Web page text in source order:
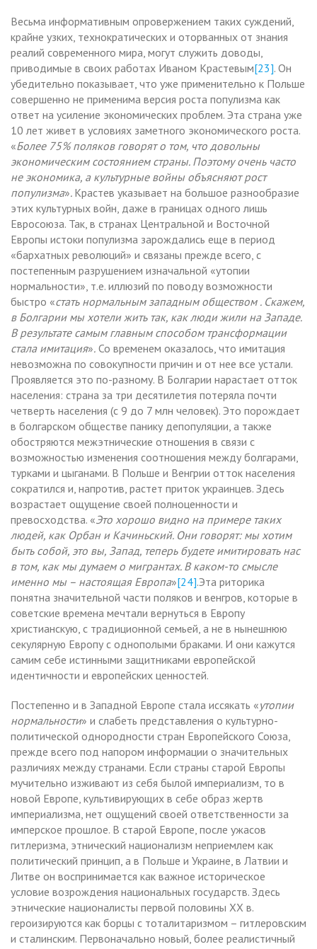
Весьма информативным опровержением таких суждений,
крайне узких, технократических и оторванных от знания
реалий современного мира, могут служить доводы,
приводимые в своих работах Иваном Крастевым[23]. Он
убедительно показывает, что уже применительно к Польше
совершенно не применима версия роста популизма как
ответ на усиление экономических проблем. Эта страна уже
10 лет живет в условиях заметного экономического роста.
«Более 75% поляков говорят о том, что довольны
экономическим состоянием страны. Поэтому очень часто
не экономика, а культурные войны объясняют рост
популизма». Крастев указывает на большое разнообразие
этих культурных войн, даже в границах одного лишь
Евросоюза. Так, в странах Центральной и Восточной
Европы истоки популизма зарождались еще в период
«бархатных революций» и связаны прежде всего, с
постепенным разрушением изначальной «утопии
нормальности», т.е. иллюзий по поводу возможности
быстро «стать нормальным западным обществом . Скажем,
в Болгарии мы хотели жить так, как люди жили на Западе.
В результате самым главным способом трансформации
стала имитация». Со временем оказалось, что имитация
невозможна по совокупности причин и от нее все устали.
Проявляется это по-разному. В Болгарии нарастает отток
населения: страна за три десятилетия потеряла почти
четверть населения (с 9 до 7 млн человек). Это порождает
в болгарском обществе панику депопуляции, а также
обостряются межэтнические отношения в связи с
возможностью изменения соотношения между болгарами,
турками и цыганами. В Польше и Венгрии отток населения
сократился и, напротив, растет приток украинцев. Здесь
возрастает ощущение своей полноценности и
превосходства. «Это хорошо видно на примере таких
людей, как Орбан и Качиньский. Они говорят: мы хотим
быть собой, это вы, Запад, теперь будете имитировать нас
в том, как мы думаем о мигрантах. В каком-то смысле
именно мы – настоящая Европа»[24].Эта риторика
понятна значительной части поляков и венгров, которые в
советские времена мечтали вернуться в Европу
христианскую, с традиционной семьей, а не в нынешнюю
секулярную Европу с однополыми браками. И они кажутся
самим себе истинными защитниками европейской
идентичности и европейских ценностей.
Постепенно и в Западной Европе стала иссякать «утопии
нормальности» и слабеть представления о культурно-
политической однородности стран Европейского Союза,
прежде всего под напором информации о значительных
различиях между странами. Если страны старой Европы
мучительно изживают из себя былой империализм, то в
новой Европе, культивирующих в себе образ жертв
империализма, нет ощущений своей ответственности за
имперское прошлое. В старой Европе, после ужасов
гитлеризма, этнический национализм неприемлем как
политический принцип, а в Польше и Украине, в Латвии и
Литве он воспринимается как важное историческое
условие возрождения национальных государств. Здесь
этнические националисты первой половины XX в.
героизируются как борцы с тоталитаризмом – гитлеровским
и сталинским. Первоначально новый, более реалистичный